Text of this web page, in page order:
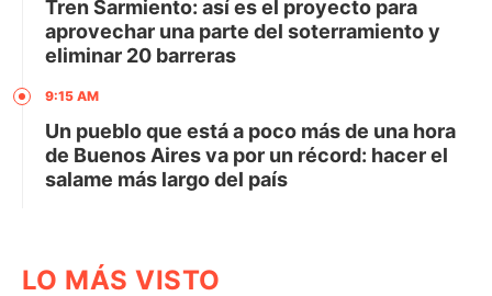
Tren Sarmiento: así es el proyecto para
aprovechar una parte del soterramiento y
eliminar 20 barreras
9:15 AM
Un pueblo que está a poco más de una hora
de Buenos Aires va por un récord: hacer el
salame más largo del país
LO MÁS VISTO